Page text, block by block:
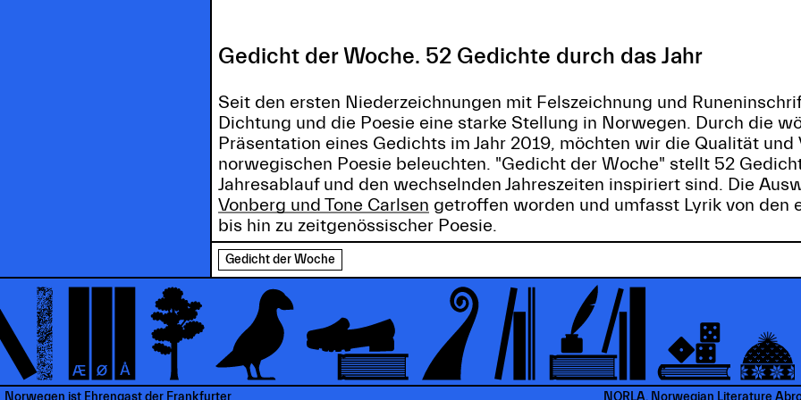
Gedicht der Woche. 52 Gedichte durch das Jahr
Seit den ersten Niederzeichnungen mit Felszeichnung und
Dichtung und die Poesie eine starke Stellung in Norwegen. Durch die
Präsentation eines Gedichts im Jahr 2019, möchten wir die Qualität
norwegischen Poesie beleuchten. "Gedicht der Woche" stellt 52
Jahresablauf und den wechselnden Jahreszeiten inspiriert sind. Die
Vonberg und Tone Carlsen getroffen worden und umfasst Lyrik von den
bis hin zu zeitgenössischer Poesie.
Gedicht der Woche